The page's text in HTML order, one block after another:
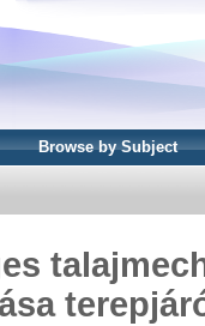
Browse by Subject